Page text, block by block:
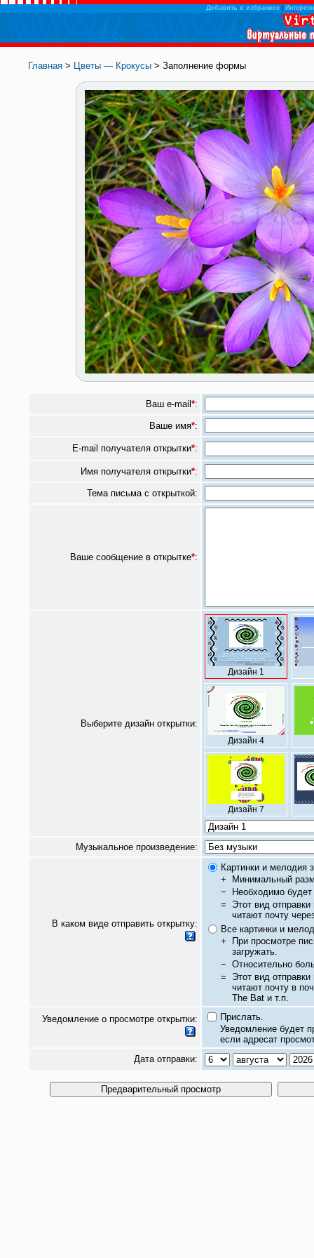
Добавить в избранное|
Главная > Цветы — Крокусы > Заполнение формы
Ваш e-mail *:
Ваше имя*:
E-mail получателя открытки*:
Имя получателя открытки*:
Тема письма с открыткой:
Ваше сообщение в открытке*:
Выберите дизайн открытки:
Дизайн 1
Дизайн 4
Дизайн 7
Музыкальное произведение:
В каком виде отправить открытку:
Картинки и мелодия
+
Минимальный
−
Необходимо будет
= Этот вид
читают почту
Все картинки и
+
При просмотре
загружать.
− Относительно
= Этот вид
читают почту в
The Bat и т.п.
Уведомление о просмотре открытки:
Прислать.
Уведомление будет
если адресат
Дата отправки: